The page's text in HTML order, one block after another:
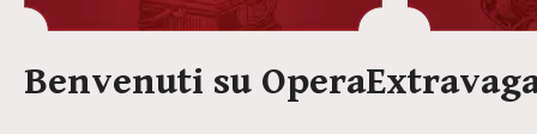
Benvenuti su